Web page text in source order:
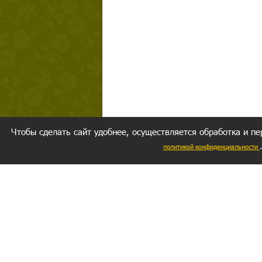
Чтобы сделать сайт удобнее, осуществляется обработка и
политикой конфиденциальности